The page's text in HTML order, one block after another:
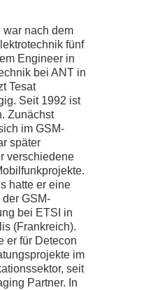
war nach dem
fünf
Engineer in
bei ANT in
Tesat
Seit 1992 ist
Zunächst
im GSM-
später
verschiedene
hatte er eine
GSM-
bei ETSI in
(Frankreich).
er für Detecon
im
seit
Partner. In